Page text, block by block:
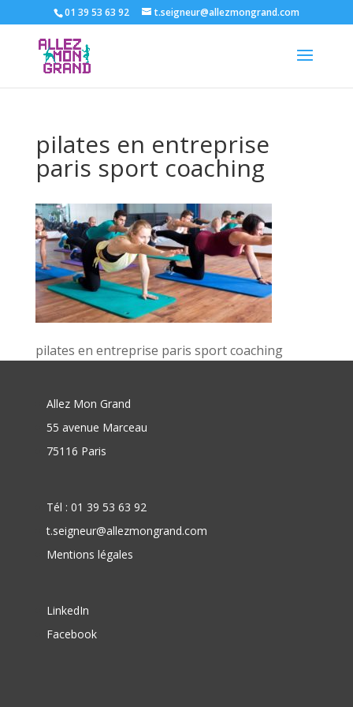
01 39 53 63 92 t.seigneur@allezmongrand.com
pilates en entreprise
paris sport coaching
pilates en entreprise paris sport coaching
Allez Mon Grand
55 avenue Marceau
75116 Paris
Tél : 01 39 53 63 92
t.seigneur@allezmongrand.com
Mentions légales
LinkedIn
Facebook